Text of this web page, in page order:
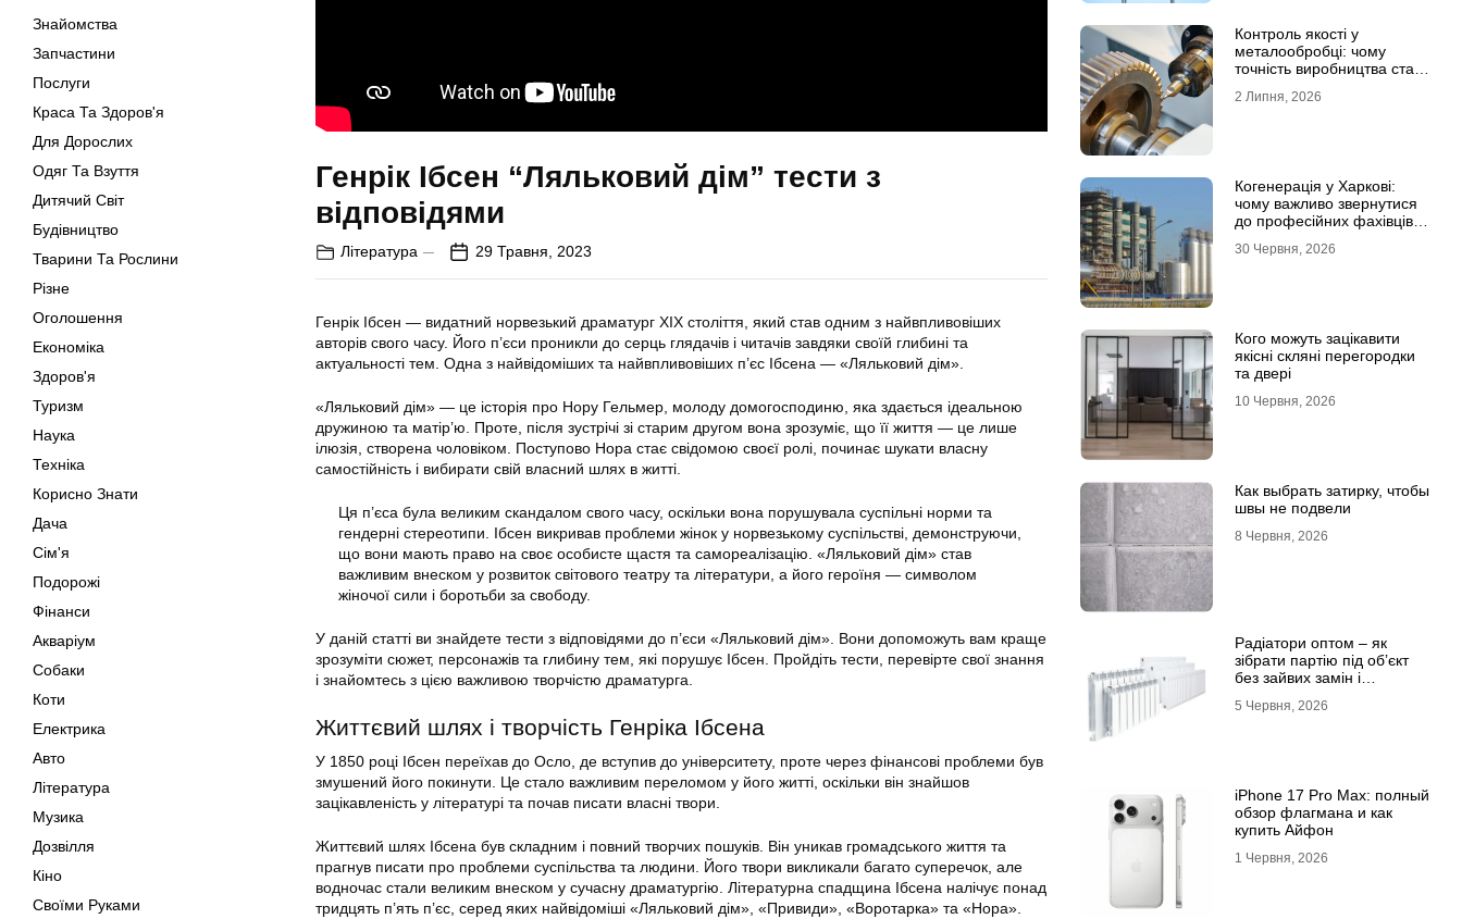
Знайомства
Запчастини
Послуги
Краса Та Здоров'я
Для Дорослих
Одяг Та Взуття
Дитячий Світ
Будівництво
Тварини Та Рослини
Різне
Оголошення
Економіка
Здоров'я
Туризм
Наука
Техніка
Корисно Знати
Дача
Сім'я
Подорожі
Фінанси
Акваріум
Собаки
Коти
Електрика
Авто
Література
Музика
Дозвілля
Кіно
Своїми Руками
Генрік Ібсен “Ляльковий дім” тести з
відповідями
Література 29 Травня, 2023
Генрік Ібсен — видатний норвезький драматург XIX століття, який став одним з найвпливовіших
авторів свого часу. Його п’єси проникли до серць глядачів і читачів завдяки своїй глибині та
актуальності тем. Одна з найвідоміших та найвпливовіших п’єс Ібсена — «Ляльковий дім».
«Ляльковий дім» — це історія про Нору Гельмер, молоду домогосподиню, яка здається ідеальною
дружиною та матір’ю. Проте, після зустрічі зі старим другом вона зрозуміє, що її життя — це лише
ілюзія, створена чоловіком. Поступово Нора стає свідомою своєї ролі, починає шукати власну
самостійність і вибирати свій власний шлях в житті.
Ця п’єса була великим скандалом свого часу, оскільки вона порушувала суспільні норми та
гендерні стереотипи. Ібсен викривав проблеми жінок у норвезькому суспільстві, демонструючи,
що вони мають право на своє особисте щастя та самореалізацію. «Ляльковий дім» став
важливим внеском у розвиток світового театру та літератури, а його героїня — символом
жіночої сили і боротьби за свободу.
У даній статті ви знайдете тести з відповідями до п’єси «Ляльковий дім». Вони допоможуть вам краще
зрозуміти сюжет, персонажів та глибину тем, які порушує Ібсен. Пройдіть тести, перевірте свої знання
і знайомтесь з цією важливою творчістю драматурга.
Життєвий шлях і творчість Генріка Ібсена
У 1850 році Ібсен переїхав до Осло, де вступив до університету, проте через фінансові проблеми був
змушений його покинути. Це стало важливим переломом у його житті, оскільки він знайшов
зацікавленість у літературі та почав писати власні твори.
Життєвий шлях Ібсена був складним і повний творчих пошуків. Він уникав громадського життя та
прагнув писати про проблеми суспільства та людини. Його твори викликали багато суперечок, але
водночас стали великим внеском у сучасну драматургію. Літературна спадщина Ібсена налічує понад
тридцять п’ять п’єс, серед яких найвідоміші «Ляльковий дім», «Привиди», «Воротарка» та «Нора».
Контроль якості у
металообробці: чому
точність виробництва стає
перевагою
2 Липня, 2026
Когенерація у Харкові:
чому важливо звернутися
до професійних фахівців з
30 Червня, 2026
Кого можуть зацікавити
якісні скляні перегородки
та двері
10 Червня, 2026
Как выбрать затирку, чтобы
швы не подвели
8 Червня, 2026
Радіатори оптом – як
зібрати партію під об’єкт
без зайвих замін і
5 Червня, 2026
iPhone 17 Pro Max: полный
обзор флагмана и как
купить Айфон
1 Червня, 2026